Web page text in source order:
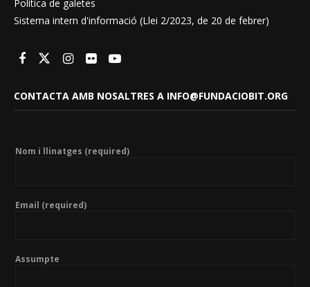
Política de galetes
Sistema intern d'informació (Llei 2/2023, de 20 de febrer)
CONTACTA AMB NOSALTRES A INFO@FUNDACIOBIT.ORG
Nom i llinatges (required)
Email (required)
Assumpte